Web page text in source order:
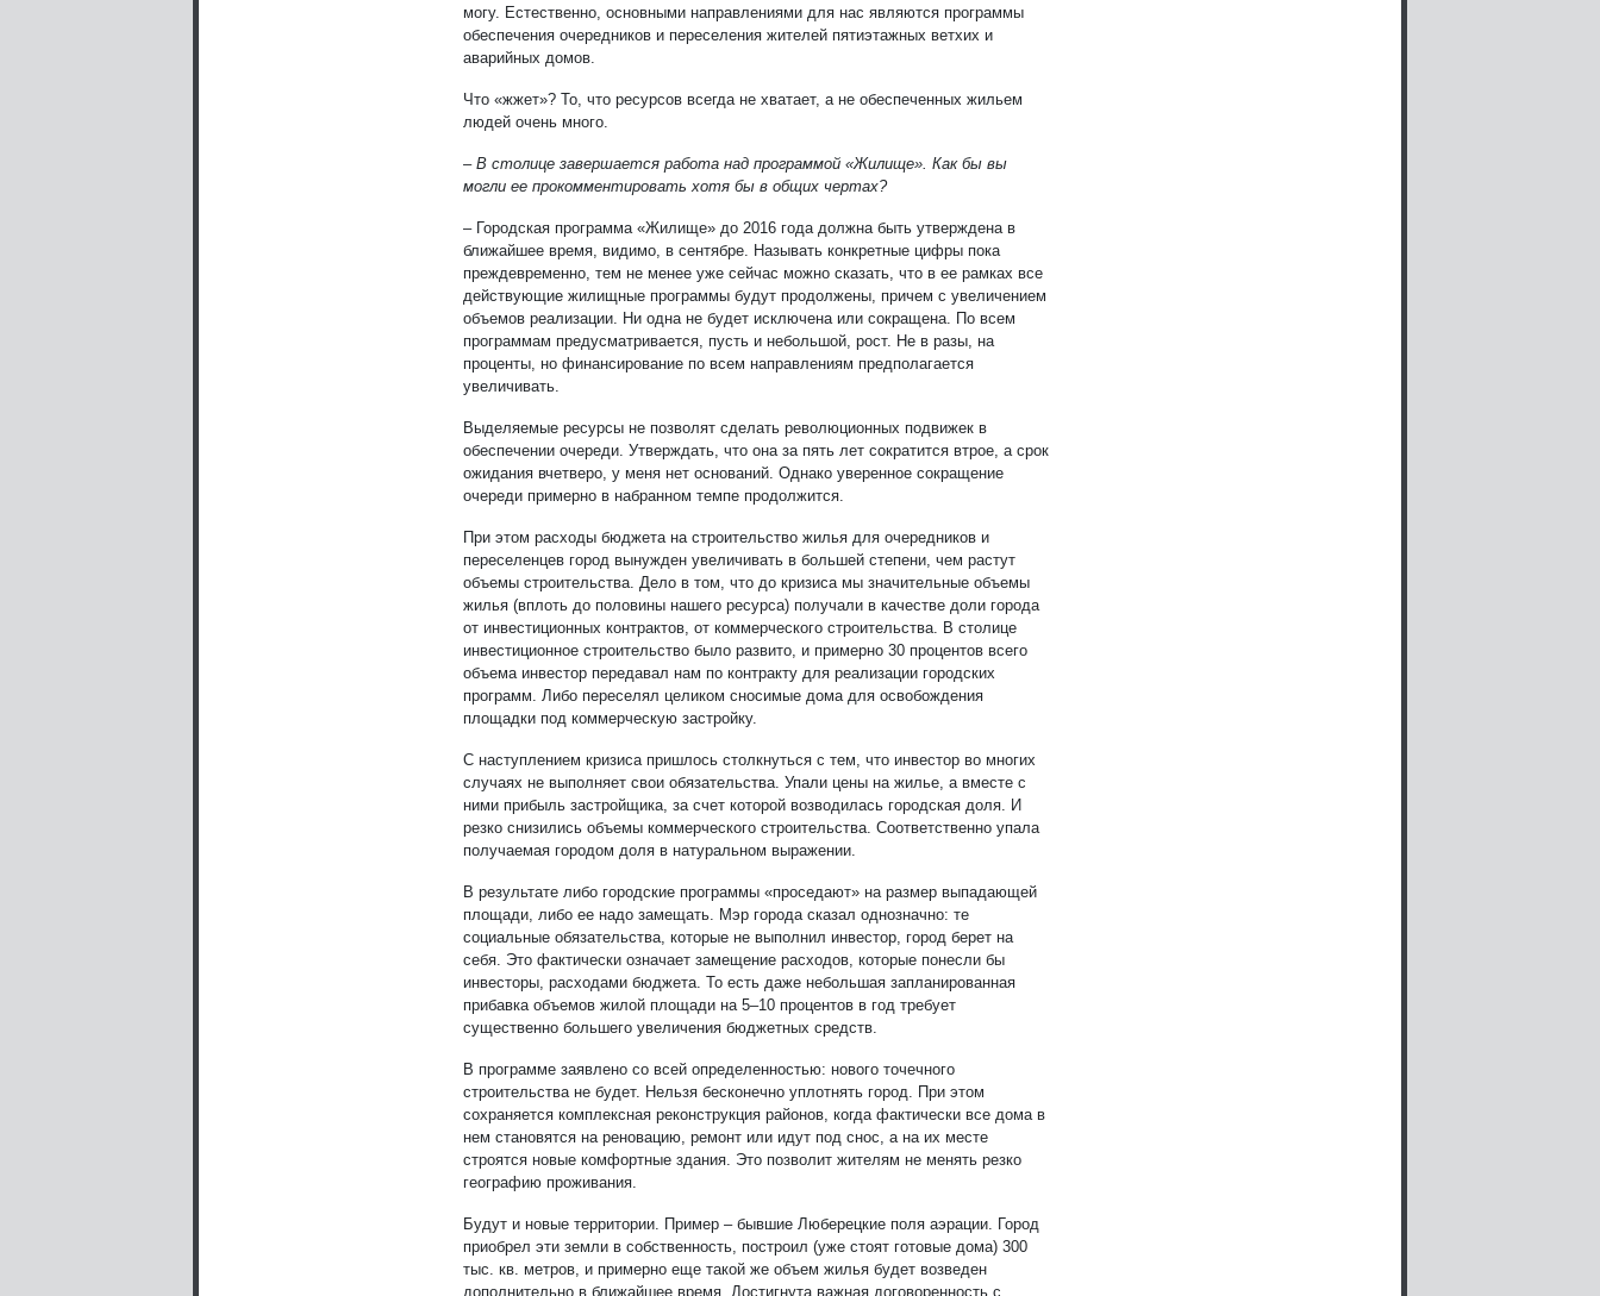
могу. Естественно, основными направлениями для нас являются программы
обеспечения очередников и переселения жителей пятиэтажных ветхих и
аварийных домов.
Что «жжет»? То, что ресурсов всегда не хватает, а не обеспеченных жильем
людей очень много.
– В столице завершается работа над программой «Жилище». Как бы вы
могли ее прокомментировать хотя бы в общих чертах?
– Городская программа «Жилище» до 2016 года должна быть утверждена в
ближайшее время, видимо, в сентябре. Называть конкретные цифры пока
преждевременно, тем не менее уже сейчас можно сказать, что в ее рамках все
действующие жилищные программы будут продолжены, причем с увеличением
объемов реализации. Ни одна не будет исключена или сокращена. По всем
программам предусматривается, пусть и небольшой, рост. Не в разы, на
проценты, но финансирование по всем направлениям предполагается
увеличивать.
Выделяемые ресурсы не позволят сделать революционных подвижек в
обеспечении очереди. Утверждать, что она за пять лет сократится втрое, а срок
ожидания вчетверо, у меня нет оснований. Однако уверенное сокращение
очереди примерно в набранном темпе продолжится.
При этом расходы бюджета на строительство жилья для очередников и
переселенцев город вынужден увеличивать в большей степени, чем растут
объемы строительства. Дело в том, что до кризиса мы значительные объемы
жилья (вплоть до половины нашего ресурса) получали в качестве доли города
от инвестиционных контрактов, от коммерческого строительства. В столице
инвестиционное строительство было развито, и примерно 30 процентов всего
объема инвестор передавал нам по контракту для реализации городских
программ. Либо переселял целиком сносимые дома для освобождения
площадки под коммерческую застройку.
С наступлением кризиса пришлось столкнуться с тем, что инвестор во многих
случаях не выполняет свои обязательства. Упали цены на жилье, а вместе с
ними прибыль застройщика, за счет которой возводилась городская доля. И
резко снизились объемы коммерческого строительства. Соответственно упала
получаемая городом доля в натуральном выражении.
В результате либо городские программы «проседают» на размер выпадающей
площади, либо ее надо замещать. Мэр города сказал однозначно: те
социальные обязательства, которые не выполнил инвестор, город берет на
себя. Это фактически означает замещение расходов, которые понесли бы
инвесторы, расходами бюджета. То есть даже небольшая запланированная
прибавка объемов жилой площади на 5–10 процентов в год требует
существенно большего увеличения бюджетных средств.
В программе заявлено со всей определенностью: нового точечного
строительства не будет. Нельзя бесконечно уплотнять город. При этом
сохраняется комплексная реконструкция районов, когда фактически все дома в
нем становятся на реновацию, ремонт или идут под снос, а на их месте
строятся новые комфортные здания. Это позволит жителям не менять резко
географию проживания.
Будут и новые территории. Пример – бывшие Люберецкие поля аэрации. Город
приобрел эти земли в собственность, построил (уже стоят готовые дома) 300
тыс. кв. метров, и примерно еще такой же объем жилья будет возведен
дополнительно в ближайшее время. Достигнута важная договоренность с